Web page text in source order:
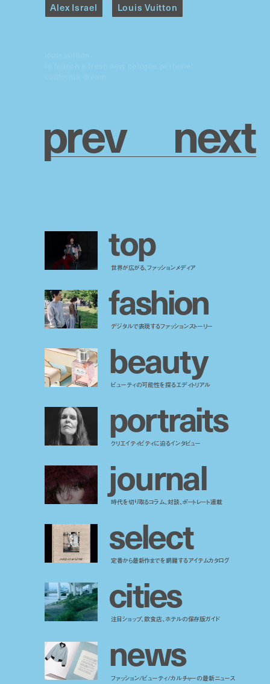
Alex Israel Louis Vuitton
prev next
top
世界が広がる、ファッションメディア
fashion
デジタルで表現するファッションストーリー
beauty
ビューティの可能性を探るエディトリアル
portraits
クリエイティビティに迫るインタビュー
journal
時代を切り取るコラム、対談、ポートレート連載
select
定番から最新作までを網羅するアイテムカタログ
cities
注目ショップ、飲食店、ホテルの保存版ガイド
news
ファッション/ビューティ/カルチャーの最新ニュース